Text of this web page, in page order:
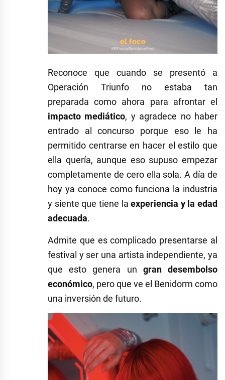
Reconoce que cuando se presentó a
Operación Triunfo no estaba tan
preparada como ahora para afrontar el
impacto mediático, y agradece no haber
entrado al concurso porque eso le ha
permitido centrarse en hacer el estilo que
ella quería, aunque eso supuso empezar
completamente de cero ella sola. A día de
hoy ya conoce como funciona la industria
y siente que tiene laexperiencia y la edad
adecuada.
Admite que es complicado presentarse al
festival y ser una artista independiente, ya
que esto genera un gran desembolso
económico, pero que ve el Benidorm como
una inversión de futuro.